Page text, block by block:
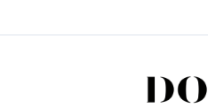
SALTAR